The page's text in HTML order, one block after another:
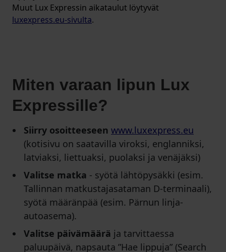
Muut Lux Expressin aikataulut löytyvät
luxexpress.eu-sivulta.
Miten varaan lipun Lux
Expressille?
Siirry osoitteeseen www.luxexpress.eu
(kotisivu on saatavilla viroksi, englanniksi,
latviaksi, liettuaksi, puolaksi ja venäjäksi)
Valitse matka - syötä lähtöpysäkki (esim.
Tallinnan matkustajasataman D-terminaali),
syötä määränpää (esim. Pärnun linja-
autoasema).
Valitse päivämäärä ja tarvittaessa
paluupäivä, napsauta ”Hae lippuja” (Search